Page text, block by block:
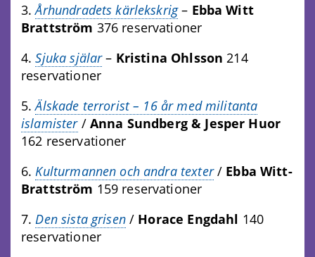
3.Århundradets kärlekskrig– Ebba Witt
Brattström 376 reservationer
4.Sjuka själar– Kristina Ohlsson 214
reservationer
5.Älskade terrorist – 16 år med militanta
islamister/ Anna Sundberg & Jesper Huor
162 reservationer
6.Kulturmannen och andra texter/ Ebba Witt-
Brattström 159 reservationer
7.Den sista grisen/ Horace Engdahl 140
reservationer